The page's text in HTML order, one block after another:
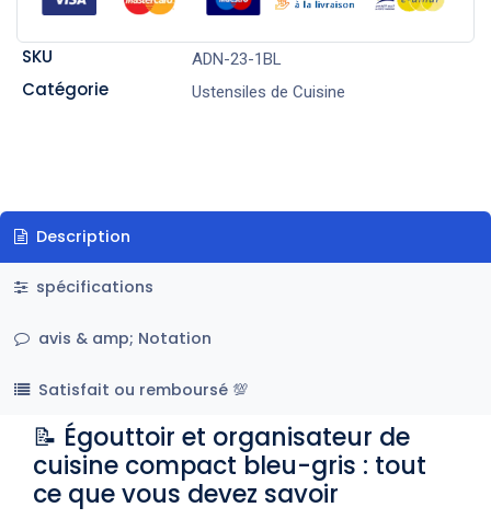
SKU ADN-23-1BL
Catégorie Ustensiles de Cuisine
Description
spécifications
avis & amp; Notation
Satisfait ou remboursé 💯
📝 Égouttoir et organisateur de
cuisine compact bleu-gris : tout
ce que vous devez savoir